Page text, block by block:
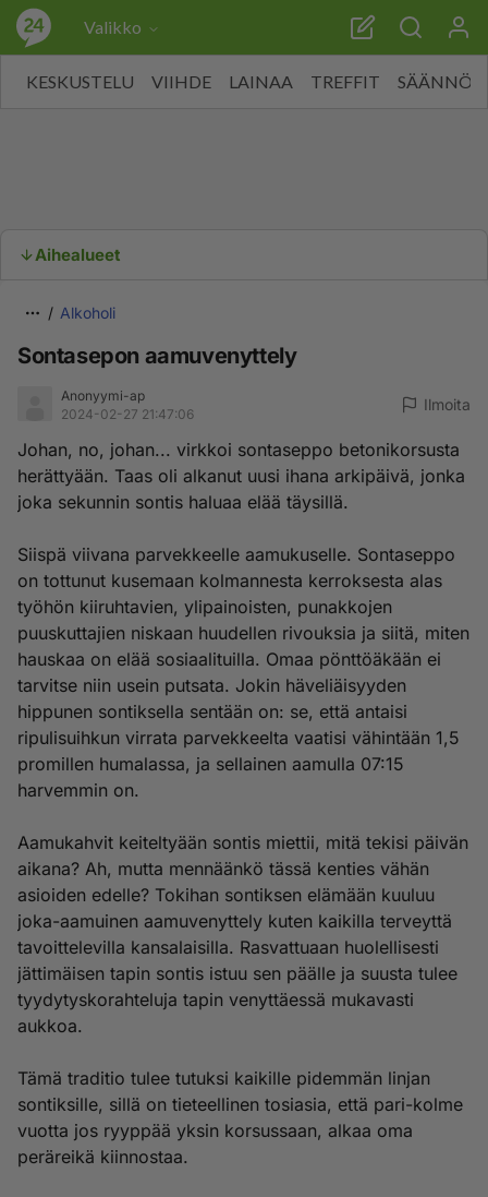
Valikko
KESKUSTELU VIIHDE LAINAA TREFFIT SÄÄNNÖT
Aihealueet
Alkoholi
Sontasepon aamuvenyttely
Anonyymi-ap
2024-02-27 21:47:06
Ilmoita
Johan, no, johan... virkkoi sontaseppo betonikorsusta
herättyään. Taas oli alkanut uusi ihana arkipäivä, jonka
joka sekunnin sontis haluaa elää täysillä.
Siispä viivana parvekkeelle aamukuselle. Sontaseppo
on tottunut kusemaan kolmannesta kerroksesta alas
työhön kiiruhtavien, ylipainoisten, punakkojen
puuskuttajien niskaan huudellen rivouksia ja siitä, miten
hauskaa on elää sosiaalituilla. Omaa pönttöäkään ei
tarvitse niin usein putsata. Jokin häveliäisyyden
hippunen sontiksella sentään on: se, että antaisi
ripulisuihkun virrata parvekkeelta vaatisi vähintään 1,5
promillen humalassa, ja sellainen aamulla 07:15
harvemmin on.
Aamukahvit keiteltyään sontis miettii, mitä tekisi päivän
aikana? Ah, mutta mennäänkö tässä kenties vähän
asioiden edelle? Tokihan sontiksen elämään kuuluu
joka-aamuinen aamuvenyttely kuten kaikilla terveyttä
tavoittelevilla kansalaisilla. Rasvattuaan huolellisesti
jättimäisen tapin sontis istuu sen päälle ja suusta tulee
tyydytyskorahteluja tapin venyttäessä mukavasti
aukkoa.
Tämä traditio tulee tutuksi kaikille pidemmän linjan
sontiksille, sillä on tieteellinen tosiasia, että pari-kolme
vuotta jos ryyppää yksin korsussaan, alkaa oma
peräreikä kiinnostaa.